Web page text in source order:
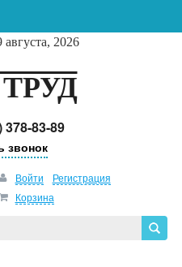
августа, 2026
378-83-89
звонок
Войти
Регистрация
Корзина